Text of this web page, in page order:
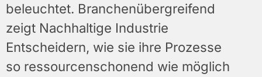
beleuchtet. Branchenübergreifend
zeigt Nachhaltige Industrie
Entscheidern, wie sie ihre Prozesse
so ressourcenschonend wie möglich